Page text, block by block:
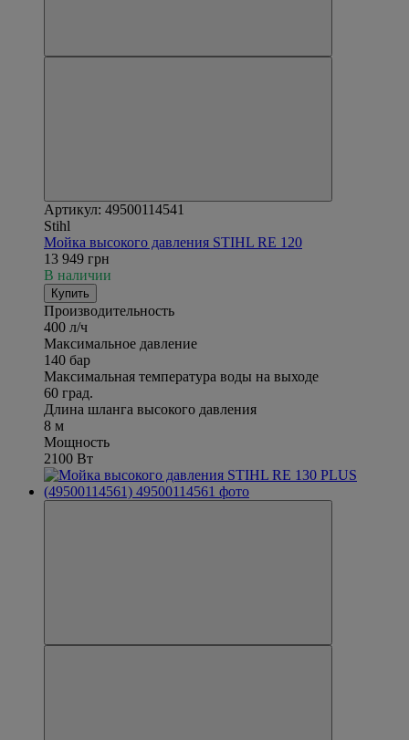
Артикул: 49500114541
Stihl
Мойка высокого давления STIHL RE 120
13 949 грн
В наличии
Купить
Производительность
400 л/ч
Максимальное давление
140 бар
Максимальная температура воды на выходе
60 град.
Длина шланга высокого давления
8 м
Мощность
2100 Вт